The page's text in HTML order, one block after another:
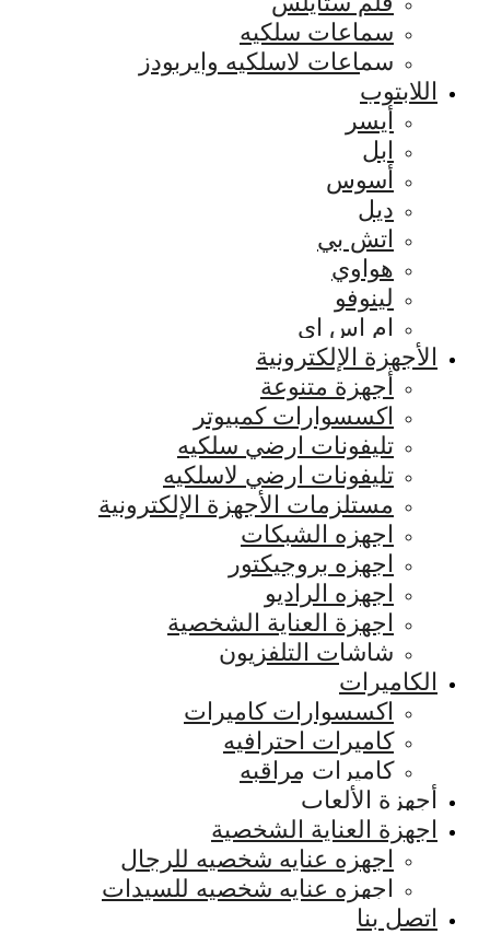
سماعات سلكيه
سماعات لاسلكيه وايربودز
اللابتوب
أيسر
ابل
أسوس
ديل
اتش بي
هواوي
لينوفو
ام اس اي
الأجهزة الإلكترونية
أجهزة متنوعة
اكسسوارات كمبيوتر
تليفونات ارضي سلكيه
تليفونات ارضي لاسلكيه
مستلزمات الأجهزة الإلكترونية
اجهزه الشبكات
اجهزه بروجيكتور
اجهزه الراديو
اجهزة العناية الشخصية
شاشات التلفزيون
الكاميرات
اكسسوارات كاميرات
كاميرات احترافيه
كاميرات مراقبه
أجهزة الألعاب
اجهزة العناية الشخصية
اجهزه عنايه شخصيه للرجال
اجهزه عنايه شخصيه للسيدات
اتصل بنا